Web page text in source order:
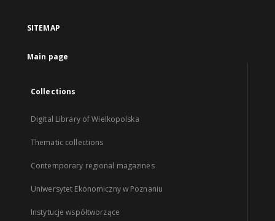
SITEMAP
Main page
Collections
Digital Library of Wielkopolska
Thematic collections
Contemporary regional magazines
Uniwersytet Ekonomiczny w Poznaniu
Instytucje współtworzące